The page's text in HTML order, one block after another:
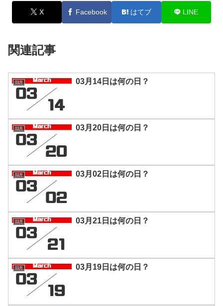
X Facebook はてブ LINE
関連記事
03月 03月14日は何の日？
03月 03月20日は何の日？
03月 03月02日は何の日？
03月 03月21日は何の日？
03月 03月19日は何の日？